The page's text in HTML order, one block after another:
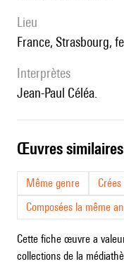
lieu
France, Strasbourg,
interprètes
Jean-Paul Céléa.
œuvres similaires
Même genre
Composées la même
Cette fiche œuvre a
collections de la